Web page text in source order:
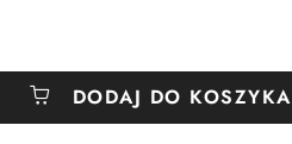
DODAJ DO KOSZYKA